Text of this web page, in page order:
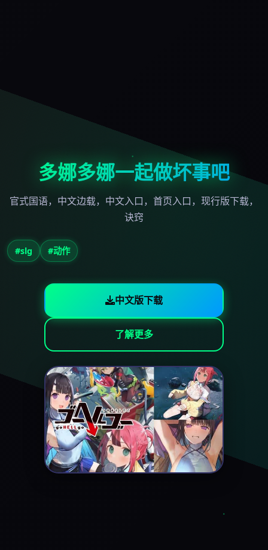
多娜多娜一起做坏事吧
官式国语，中文边载，中文入口，首页入口，现行版下载，
诀窍
#slg #动作
中文版下载
了解更多